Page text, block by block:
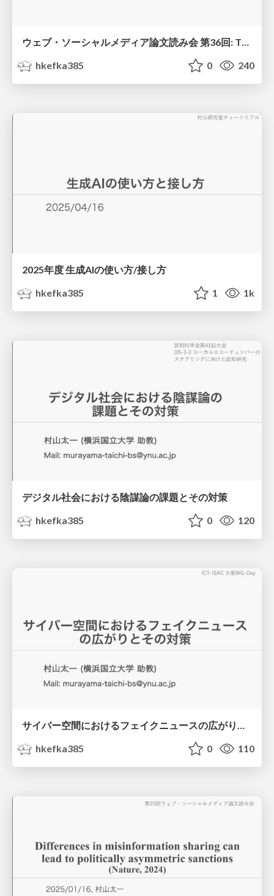
hkefka385
0 240
2025年度 生成AIの使い方/接し方
hkefka385
1 1k
デジタル社会における陰謀論の課題とその対策
hkefka385
0 120
サイバー空間におけるフェイクニュースの広がりとその対策
hkefka385
0 110